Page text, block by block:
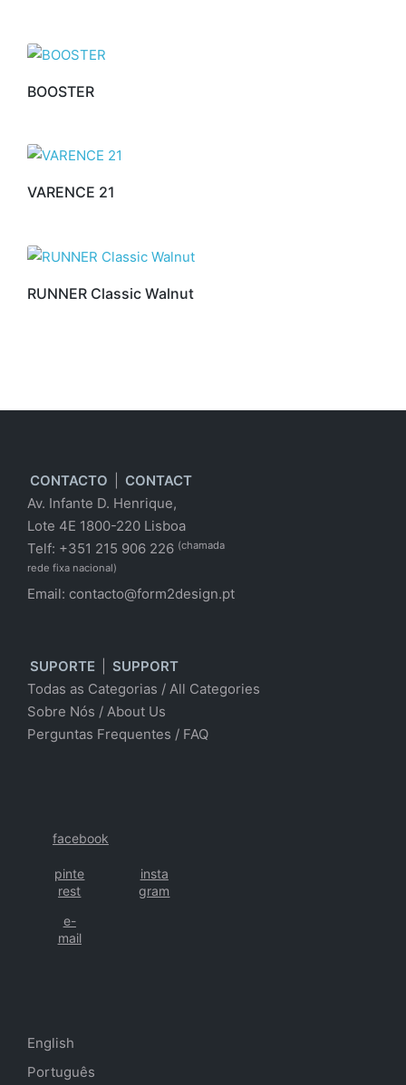
BOOSTER
VARENCE 21
RUNNER Classic Walnut
CONTACTO
CONTACT
Av. Infante D. Henrique,
Lote 4E 1800-220 Lisboa
Telf: +351 215 906 226 (chamada
rede fixa nacional)
Email: contacto@form2design.pt
SUPORTE
SUPPORT
Todas as Categorias / All Categories
Sobre Nós / About Us
Perguntas Frequentes / FAQ
facebook
pinte
rest
insta
gram
e-
mail
English
Português